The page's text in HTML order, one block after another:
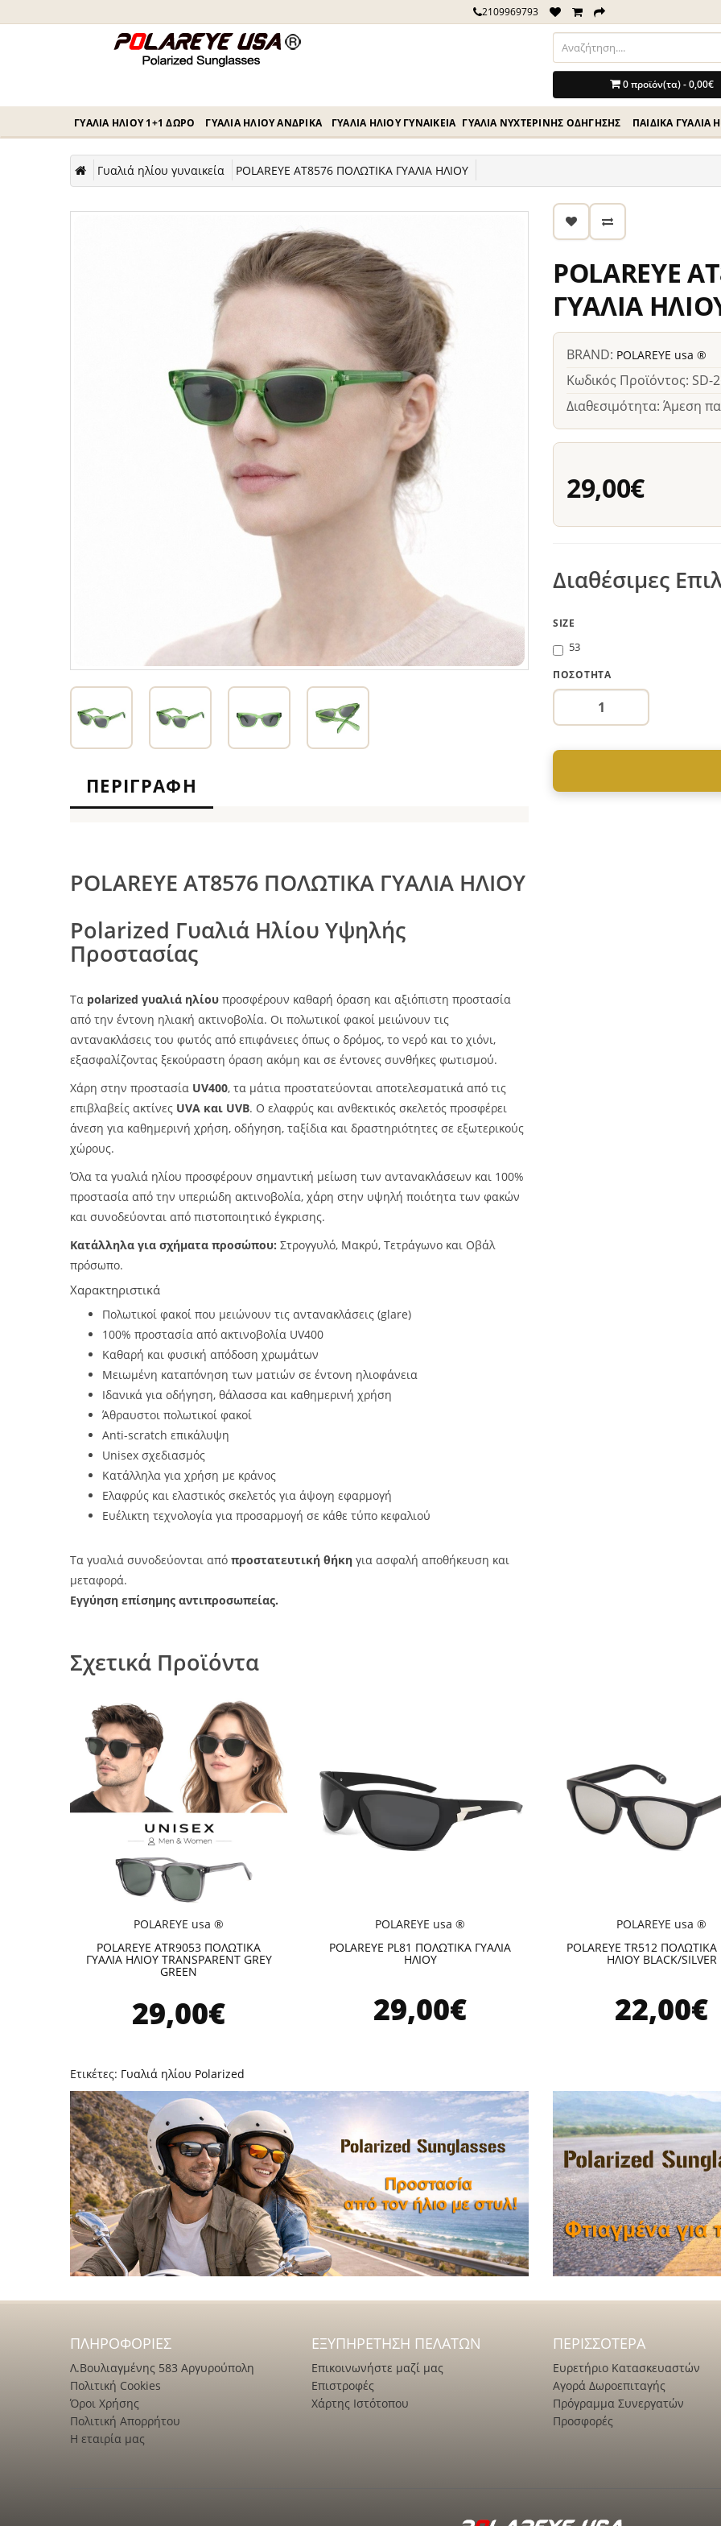
2109969793
0 προϊόν(τα) - 0,00€
ΓΥΑΛΙΆ ΗΛΊΟΥ 1+1 ΔΏΡΟ ΓΥΑΛΙΆ ΗΛΊΟΥ ΑΝΔΡΙΚΆ ΓΥΑΛΙΆ ΗΛΊΟΥ ΓΥΝΑΙΚΕΊΑ ΓΥΑΛΙΆ ΝΥΧΤΕΡΙΝΉΣ ΟΔΗΓΗΣΗΣ ΠΑΙΔΙΚΆ ΓΥΑΛΙΆ
Γυαλιά ηλίου γυναικεία POLAREYE AT8576 ΠΟΛΩΤΙΚΑ ΓΥΑΛΙΑ ΗΛΙΟΥ
ΠΕΡΙΓΡΑΦΉ
POLAREYE AT8576 ΠΟΛΩΤΙΚΑ ΓΥΑΛΙΑ ΗΛΙΟΥ
Polarized Γυαλιά Ηλίου Υψηλής
Προστασίας
Τα polarized γυαλιά ηλίου προσφέρουν καθαρή όραση και αξιόπιστη προστασία
από την έντονη ηλιακή ακτινοβολία. Οι πολωτικοί φακοί μειώνουν τις
αντανακλάσεις του φωτός από επιφάνειες όπως ο δρόμος, το νερό και το χιόνι,
εξασφαλίζοντας ξεκούραστη όραση ακόμη και σε έντονες συνθήκες φωτισμού.
Χάρη στην προστασία UV400, τα μάτια προστατεύονται αποτελεσματικά από τις
επιβλαβείς ακτίνες UVA και UVB. Ο ελαφρύς και ανθεκτικός σκελετός προσφέρει
άνεση για καθημερινή χρήση, οδήγηση, ταξίδια και δραστηριότητες σε εξωτερικούς
χώρους.
Όλα τα γυαλιά ηλίου προσφέρουν σημαντική μείωση των αντανακλάσεων και 100%
προστασία από την υπεριώδη ακτινοβολία, χάρη στην υψηλή ποιότητα των φακών
και συνοδεύονται από πιστοποιητικό έγκρισης.
Κατάλληλα για σχήματα προσώπου: Στρογγυλό, Μακρύ, Τετράγωνο και Οβάλ
πρόσωπο.
Χαρακτηριστικά
Πολωτικοί φακοί που μειώνουν τις αντανακλάσεις (glare)
100% προστασία από ακτινοβολία UV400
Καθαρή και φυσική απόδοση χρωμάτων
Μειωμένη καταπόνηση των ματιών σε έντονη ηλιοφάνεια
Ιδανικά για οδήγηση, θάλασσα και καθημερινή χρήση
Άθραυστοι πολωτικοί φακοί
Anti-scratch επικάλυψη
Unisex σχεδιασμός
Κατάλληλα για χρήση με κράνος
Ελαφρύς και ελαστικός σκελετός για άψογη εφαρμογή
Ευέλικτη τεχνολογία για προσαρμογή σε κάθε τύπο κεφαλιού
Τα γυαλιά συνοδεύονται από προστατευτική θήκη για ασφαλή αποθήκευση και
μεταφορά.
Εγγύηση επίσημης αντιπροσωπείας.
POLAREYE
ΓΥΑΛΙΑ
BRAND: POLAREYE usa ®
Κωδικός Προϊόντος: SD-
Διαθεσιμότητα: Άμεση
29,00€
Διαθέσιμες
SIZE
53
ΠΟΣΌΤΗΤΑ
Σχετικά Προϊόντα
POLAREYE usa ®
POLAREYE ATR9053 ΠΟΛΩΤΙΚΑ
ΓΥΑΛΙΑ ΗΛΙΟΥ TRANSPARENT GREY
GREEN
29,00€
POLAREYE usa ®
POLAREYE PL81 ΠΟΛΩΤΙΚΑ ΓΥΑΛΙΑ
ΗΛΙΟΥ
29,00€
POLAREYE usa ®
POLAREYE TR512 ΠΟΛΩΤΙΚΑ
ΗΛΙΟΥ BLACK/SILVER
22,00€
Ετικέτες: Γυαλιά ηλίου Polarized
ΠΛΗΡΟΦΟΡΊΕΣ
Λ.Βουλιαγμένης 583 Αργυρούπολη
Πολιτική Cookies
Όροι Χρήσης
Πολιτική Απορρήτου
Η εταιρία μας
ΕΞΥΠΗΡΈΤΗΣΗ ΠΕΛΑΤΏΝ
Επικοινωνήστε μαζί μας
Επιστροφές
Χάρτης Ιστότοπου
ΠΕΡΙΣΣΌΤΕΡΑ
Ευρετήριο Κατασκευαστών
Αγορά Δωροεπιταγής
Πρόγραμμα Συνεργατών
Προσφορές